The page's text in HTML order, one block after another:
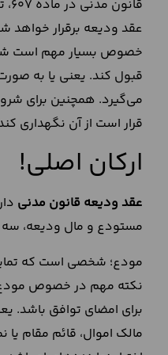
عقد ودیعه برقرار خواهد
خصوص بسیار مهم است
قبول کند. یعنی یا به
می‌گیرد. همچنین برای
قرار است از آن نگهداری
ارکان اصلی!
عقد ودیعه قانون مدنی
مستودع و مال ودیعه، سه
مودع؛ شخصی است که
نکته مهم در خصوص مودع،
برای امضای توافق باشد.
مالک اموال، قائم مقام یا